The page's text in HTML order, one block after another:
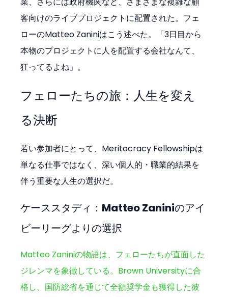
客向けのライブプロジェクトに配置された。フェ
ローのMatteo Zaniniはこう述べた。「3日目から
本物のプロジェクトに人を配置する会社なんて、
狂ってるよね」。
フェローたちの旅：人生を変え
る決断
若い参加者にとって、Meritocracy Fellowshipは
単なる仕事ではなく、深い個人的・職業的結果を
伴う重要な人生の選択だ。
ケーススタディ：Matteo Zaniniのアイ
ビーリーグよりの選択
Matteo Zaniniの物語は、フェローたちが直面した
ジレンマを象徴している。Brown Universityに合
格し、国防総省を通じて全額奨学金も獲得した彼